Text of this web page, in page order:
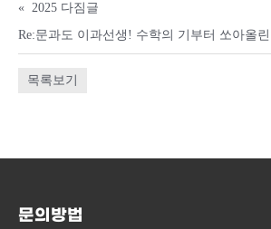
« 2025 다짐글
목록보기
문의방법